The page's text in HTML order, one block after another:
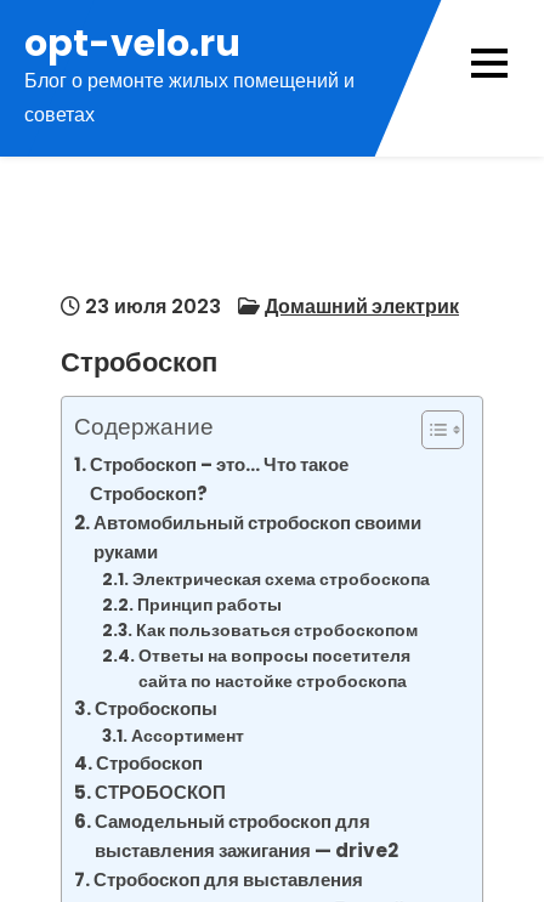
содержимому
opt-velo.ru
Блог о ремонте жилых помещений и
советах
23 июля 2023 Домашний электрик
Стробоскоп
Содержание
Стробоскоп – это… Что такое
Стробоскоп?
Автомобильный стробоскоп своими
руками
Электрическая схема стробоскопа
Принцип работы
Как пользоваться стробоскопом
Ответы на вопросы посетителя
сайта по настойке стробоскопа
Стробоскопы
Ассортимент
Стробоскоп
СТРОБОСКОП
Самодельный стробоскоп для
выставления зажигания — drive2
Стробоскоп для выставления